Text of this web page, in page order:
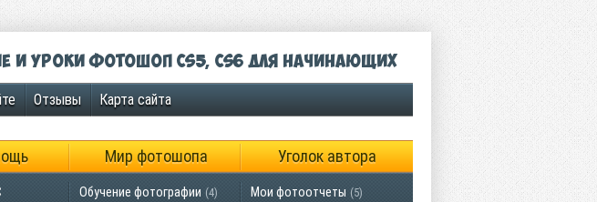
и уроки фотошоп CS5, CS6 для начинающих
Отзывы Карта сайта
Мир фотошопа Уголок автора
Обучение фотографии (4) Мои фотоотчеты (5)